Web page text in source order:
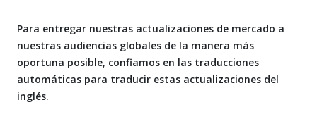
Para entregar nuestras actualizaciones de mercado a
nuestras audiencias globales de la manera más
oportuna posible, confiamos en las traducciones
automáticas para traducir estas actualizaciones del
inglés.